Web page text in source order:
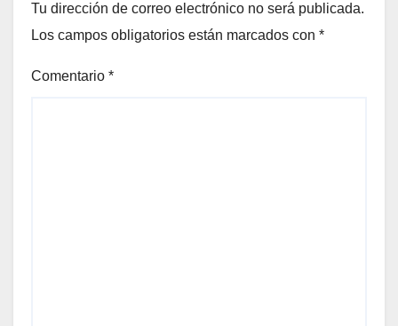
Tu dirección de correo electrónico no será publicada.
Los campos obligatorios están marcados con *
Comentario *